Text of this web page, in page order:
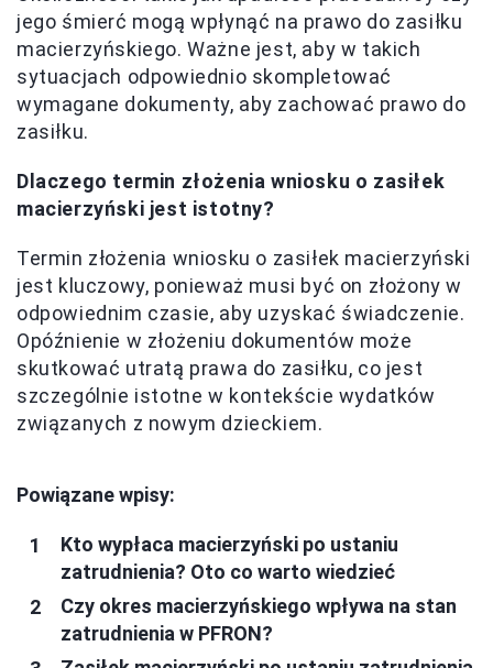
jego śmierć mogą wpłynąć na prawo do zasiłku
macierzyńskiego. Ważne jest, aby w takich
sytuacjach odpowiednio skompletować
wymagane dokumenty, aby zachować prawo do
zasiłku.
Dlaczego termin złożenia wniosku o zasiłek
macierzyński jest istotny?
Termin złożenia wniosku o zasiłek macierzyński
jest kluczowy, ponieważ musi być on złożony w
odpowiednim czasie, aby uzyskać świadczenie.
Opóźnienie w złożeniu dokumentów może
skutkować utratą prawa do zasiłku, co jest
szczególnie istotne w kontekście wydatków
związanych z nowym dzieckiem.
Powiązane wpisy:
Kto wypłaca macierzyński po ustaniu
zatrudnienia? Oto co warto wiedzieć
Czy okres macierzyńskiego wpływa na stan
zatrudnienia w PFRON?